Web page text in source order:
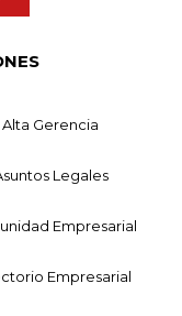
Alta Gerencia
Legales
Empresarial
Empresarial